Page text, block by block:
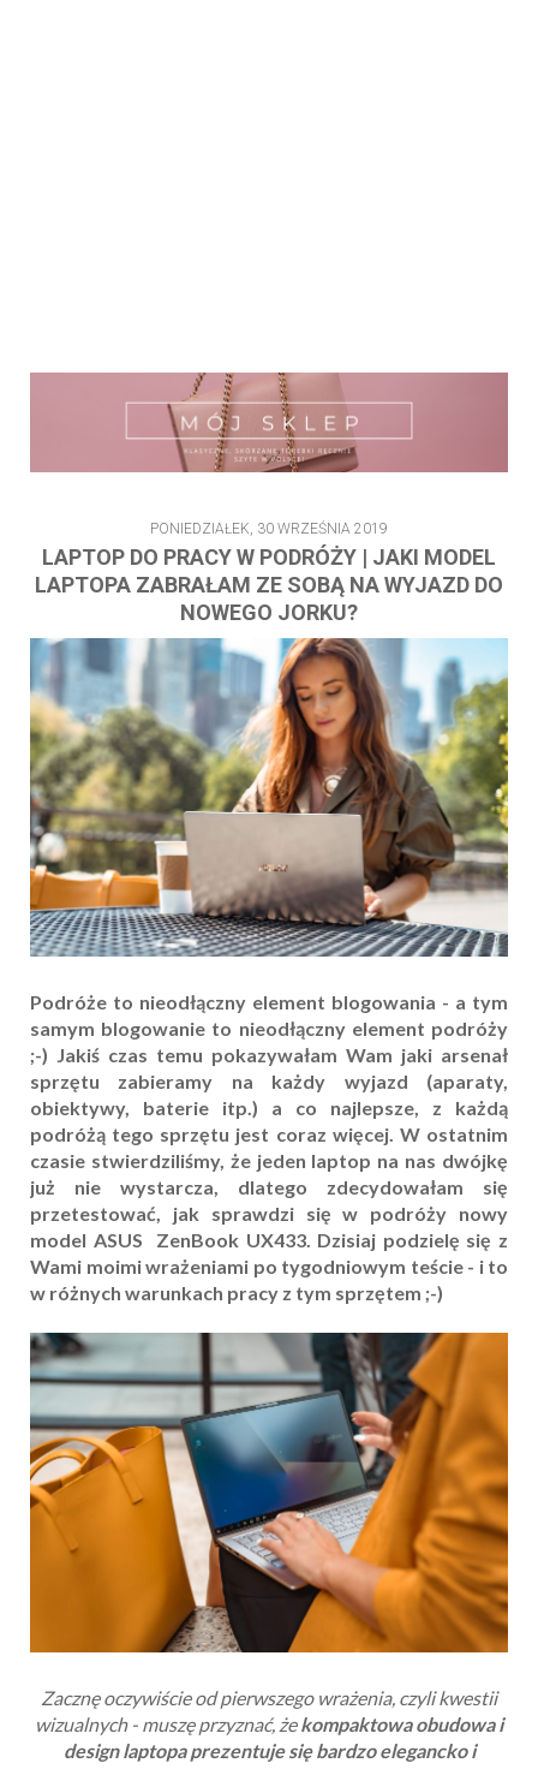
PONIEDZIAŁEK, 30 WRZEŚNIA 2019
LAPTOP DO PRACY W PODRÓŻY | JAKI MODEL
LAPTOPA ZABRAŁAM ZE SOBĄ NA WYJAZD DO
NOWEGO JORKU?
Podróże to nieodłączny element blogowania - a tym
samym blogowanie to nieodłączny element podróży
;-) Jakiś czas temu pokazywałam Wam jaki arsenał
sprzętu zabieramy na każdy wyjazd (aparaty,
obiektywy, baterie itp.) a co najlepsze, z każdą
podróżą tego sprzętu jest coraz więcej. W ostatnim
czasie stwierdziliśmy, że jeden laptop na nas dwójkę
już nie wystarcza, dlatego zdecydowałam się
przetestować, jak sprawdzi się w podróży nowy
model ASUS ZenBook UX433. Dzisiaj podzielę się z
Wami moimi wrażeniami po tygodniowym teście - i to
w różnych warunkach pracy z tym sprzętem ;-)
Zacznę oczywiście od pierwszego wrażenia, czyli kwestii
wizualnych - muszę przyznać, żekompaktowa obudowa i
design laptopa prezentuje się bardzo elegancko i